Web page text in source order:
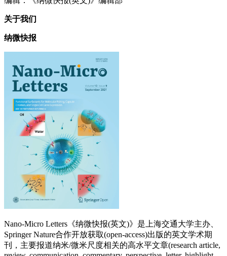
关于我们
纳微快报
Nano-Micro Letters《纳微快报(英文)》是上海交通大学主办、
Springer Nature合作开放获取(open-access)出版的英文学术期
刊，主要报道纳米/微米尺度相关的高水平文章(research article,